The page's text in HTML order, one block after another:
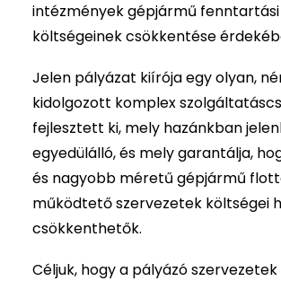
intézmények gépjármű fenntartási
költségeinek csökkentése
Jelen pályázat kiírója egy olyan,
kidolgozott komplex
fejlesztett ki, mely hazánkban
egyedülálló, és mely garantálja,
és nagyobb méretű gépjármű
működtető szervezetek költségei
csökkenthetők.
Céljuk, hogy a pályázó